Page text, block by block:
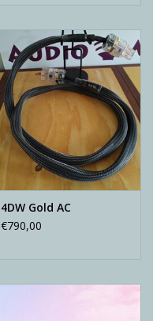
4DW Gold AC
€790,00